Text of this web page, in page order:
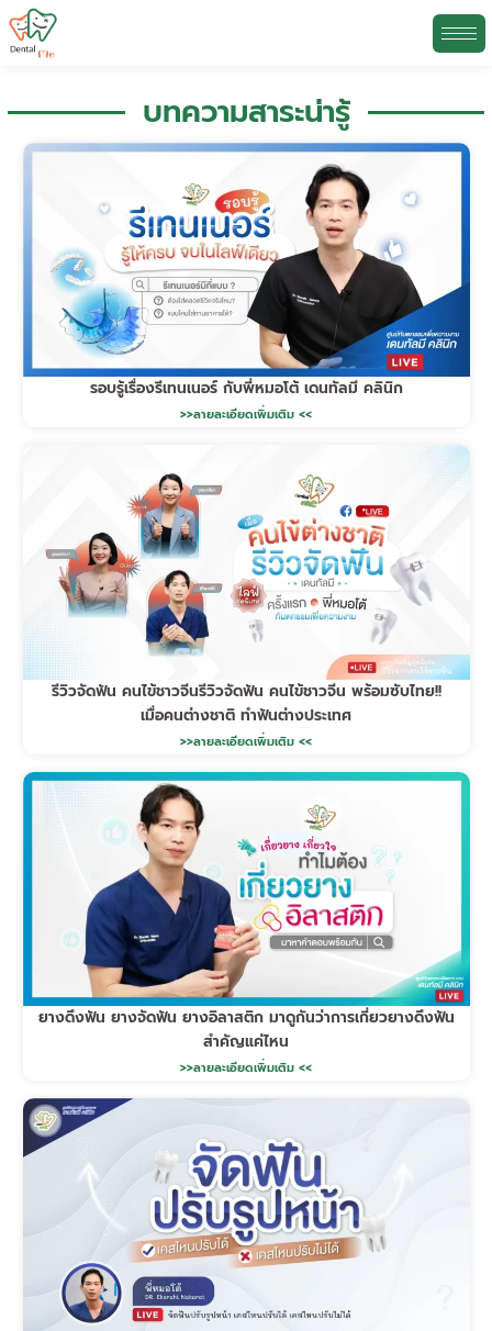
content
บทความสาระน่ารู้
รอบรู้เรื่องรีเทนเนอร์ กับพี่หมอโต้ เดนทัลมี คลินิก
>>ลายละเอียดเพิ่มเติม <<
รีวิวจัดฟัน คนไข้ชาวจีนรีวิวจัดฟัน คนไข้ชาวจีน พร้อมซับไทย!!
เมื่อคนต่างชาติ ทำฟันต่างประเทศ
>>ลายละเอียดเพิ่มเติม <<
ยางดึงฟัน ยางจัดฟัน ยางอิลาสติก มาดูกันว่าการเกี่ยวยางดึงฟัน
สำคัญแค่ไหน
>>ลายละเอียดเพิ่มเติม <<